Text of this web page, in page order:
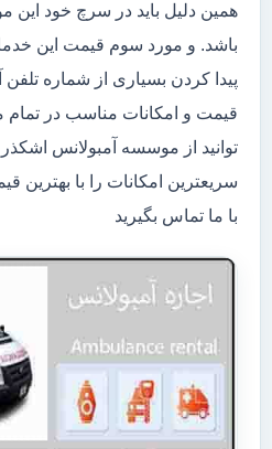
همین دلیل باید در سرچ خود این
باشد. و مورد سوم قیمت این
پیدا کردن بسیاری از شماره
قیمت و امکانات مناسب در
توانید از موسسه آمبولانس اشکذر
سریعترین امکانات را با بهترین
با ما تماس بگیرید